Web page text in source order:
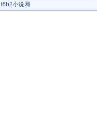
t6b2小说网